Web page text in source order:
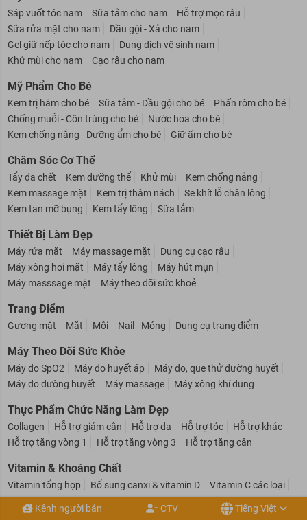
Kênh người bán CTV Tiếng Việt
Mỹ Phẩm Cho Nam
Sáp vuốt tóc nam Sữa tắm cho nam
Hỗ trợ mọc râu
Sữa rửa mặt cho nam
Dầu gội - Xả cho nam
Gel giữ nếp tóc cho nam
Dung dịch vệ sinh nam
Mỹ Phẩm Cho Bé
Kem trị hăm cho bé Sữa tắm - Dầu gội cho bé
Phấn rôm cho bé
Chống muỗi - Côn trùng cho bé
Nước hoa cho bé
Chăm Sóc Cơ Thể
Tẩy da chết Kem dưỡng thể Khử mùi
Kem chống nắng
Kem massage mặt
Kem trị thâm nách
Se khít lỗ chân lông
Thiết Bị Làm Đẹp
Máy rửa mặt Máy massage mặt
Dụng cụ cạo râu
Máy xông hơi mặt
Máy tẩy lông
Máy hút mụn
Trang Điểm
Máy Theo Dõi Sức Khỏe
Máy đo SpO2 Máy đo huyết áp
Máy đo, que thử đường huyết
Thực Phẩm Chức Năng Làm Đẹp
Collagen Hỗ trợ giảm cân Hỗ trợ da Hỗ trợ tóc
Hỗ trợ khác
Vitamin & Khoáng Chất
Vitamin tổng hợp Bổ sung canxi & vitamin D
Vitamin C các loại
Vitamin E các loại